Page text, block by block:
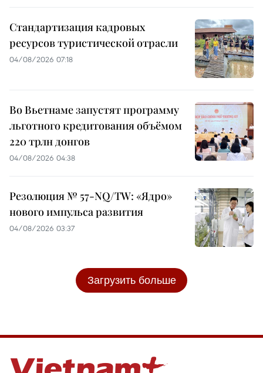
Стандартизация кадровых
ресурсов туристической отрасли
04/08/2026 07:18
Во Вьетнаме запустят программу
льготного кредитования объёмом
220 трлн донгов
04/08/2026 04:38
Резолюция № 57-NQ/TW: «Ядро»
нового импульса развития
04/08/2026 03:37
Загрузить больше